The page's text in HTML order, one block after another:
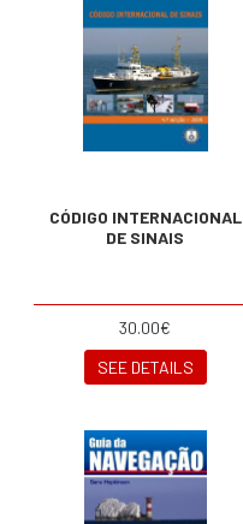
CÓDIGO INTERNACIONAL
DE SINAIS
30.00€
SEE DETAILS